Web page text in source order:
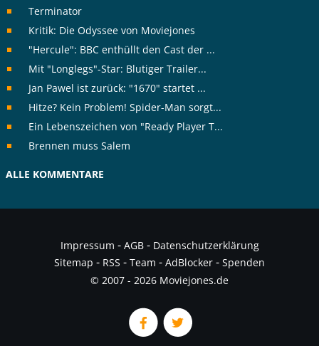
Terminator
Kritik: Die Odyssee von Moviejones
"Hercule": BBC enthüllt den Cast der ...
Mit "Longlegs"-Star: Blutiger Trailer...
Jan Pawel ist zurück: "1670" startet ...
Hitze? Kein Problem! Spider-Man sorgt...
Ein Lebenszeichen von "Ready Player T...
Brennen muss Salem
ALLE KOMMENTARE
Impressum - AGB- Datenschutzerklärung
Sitemap - RSS - Team - AdBlocker - Spenden
© 2007 - 2026 Moviejones.de